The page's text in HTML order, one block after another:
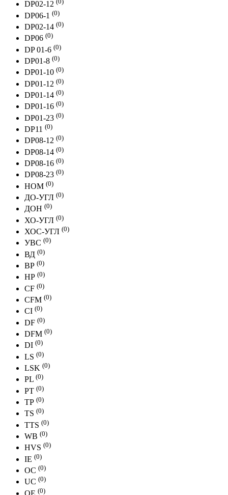
DP02-12
DP06-1 (0)
DP02-14 (0)
DP06 (0)
DP 01-6 (0)
DP01-8 (0)
DP01-10 (0)
DP01-12 (0)
DP01-14 (0)
DP01-16 (0)
DP01-23 (0)
DP11 (0)
DP08-12 (0)
DP08-14 (0)
DP08-16 (0)
DP08-23 (0)
НОМ (0)
ДО-УГЛ (0)
ДОН (0)
ХО-УГЛ (0)
ХОС-УГЛ (0)
УВС (0)
ВД (0)
ВР (0)
НР (0)
CF (0)
CFМ (0)
CI (0)
DF (0)
DFМ (0)
DI (0)
LS (0)
LSK (0)
PL (0)
PT (0)
ТР (0)
TS (0)
TTS (0)
WB (0)
HVS (0)
IE (0)
OC (0)
UC (0)
ОE (0)